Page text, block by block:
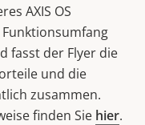
AXIS OS
fasst der Flyer die
und die
zusammen.
finden Sie hier.